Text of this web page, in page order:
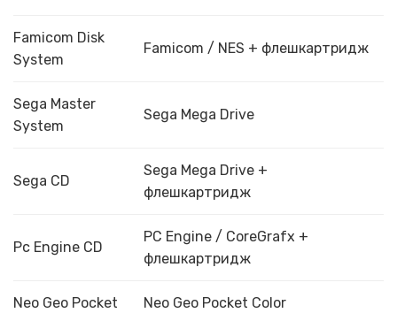
Famicom Disk
System
Famicom / NES + флешкартридж
Sega Master
System
Sega Mega Drive
Sega CD
Sega Mega Drive +
флешкартридж
Pc Engine CD
PC Engine / CoreGrafx +
флешкартридж
Neo Geo Pocket Neo Geo Pocket Color